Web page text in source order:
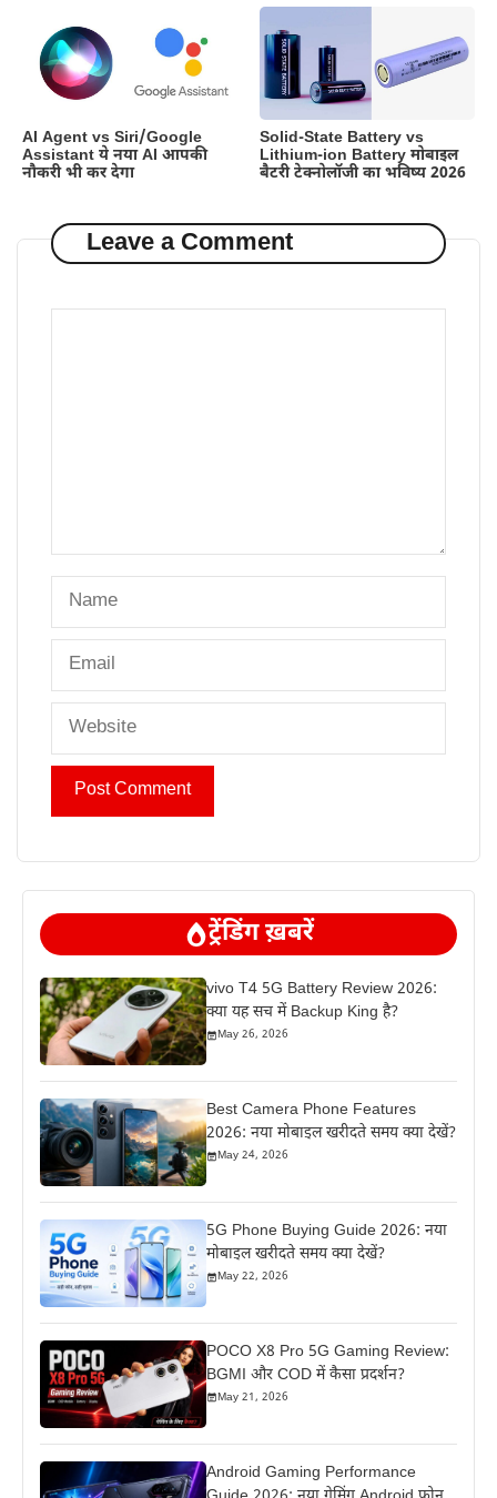
AI Agent vs Siri/Google
Assistant ये नया AI आपकी
नौकरी भी कर देगा
Solid-State Battery vs
Lithium-ion Battery मोबाइल
बैटरी टेक्नोलॉजी का भविष्य 2026
Leave a Comment
Name
Email
Website
ट्रेंडिंग ख़बरें
vivo T4 5G Battery Review 2026:
क्या यह सच में Backup King है?
May 26, 2026
Best Camera Phone Features
2026: नया मोबाइल खरीदते समय क्या देखें?
May 24, 2026
5G Phone Buying Guide 2026: नया
मोबाइल खरीदते समय क्या देखें?
May 22, 2026
POCO X8 Pro 5G Gaming Review:
BGMI और COD में कैसा प्रदर्शन?
May 21, 2026
Android Gaming Performance